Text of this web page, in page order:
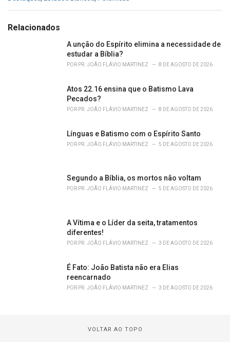
eRelacionados
A unção do Espírito elimina a necessidade de
estudar a Bíblia?
POR PR. JOÃO FLÁVIO MARTINEZ 8 DE AGOSTO DE 2026
Atos 22.16 ensina que o Batismo Lava
Pecados?
POR PR. JOÃO FLÁVIO MARTINEZ 8 DE AGOSTO DE 2026
Línguas e Batismo com o Espírito Santo
POR PR. JOÃO FLÁVIO MARTINEZ 5 DE AGOSTO DE 2026
Segundo a Bíblia, os mortos não voltam
POR PR. JOÃO FLÁVIO MARTINEZ 5 DE AGOSTO DE 2026
A Vítima e o Líder da seita, tratamentos
diferentes!
POR PR. JOÃO FLÁVIO MARTINEZ 3 DE AGOSTO DE 2026
É Fato: João Batista não era Elias
reencarnado
POR PR. JOÃO FLÁVIO MARTINEZ 3 DE AGOSTO DE 2026
VOLTAR AO TOPO